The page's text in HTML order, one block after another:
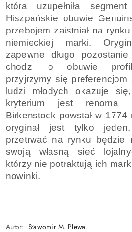
która uzupełniła
Hiszpańskie obuwie
przebojem zaistniał na
niemieckiej marki.
zapewne długo
chodzi o obuwie
przyjrzymy się preferencjom
ludzi młodych okazuje
kryterium jest renoma
Birkenstock powstał w 1774
oryginał jest tylko
przetrwać na rynku będzie
swoją własną sieć
którzy nie potraktują ich
nowinki.
Autor: Sławomir M. Plewa